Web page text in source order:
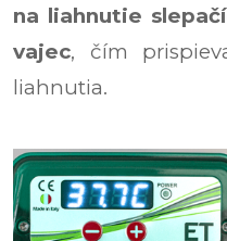
na liahnutie
vajec, čím
liahnutia.